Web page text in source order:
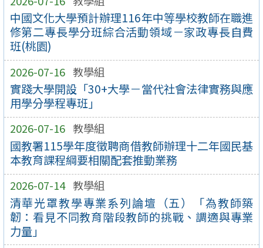
中國文化大學預計辦理116年中等學校教師在職進
修第二專長學分班綜合活動領域－家政專長自費
班(桃園)
2026-07-16 教學組
實踐大學開設「30+大學－當代社會法律實務與應
用學分學程專班」
2026-07-16 教學組
國教署115學年度徵聘商借教師辦理十二年國民基
本教育課程綱要相關配套推動業務
2026-07-14 教學組
清華光罩教學專業系列論壇（五）「為教師築
韌：看見不同教育階段教師的挑戰、調適與專業
力量」